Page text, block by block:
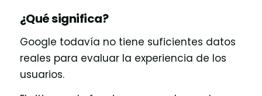
¿Qué significa?
Google todavía no tiene suficientes datos
reales para evaluar la experiencia de los
usuarios.